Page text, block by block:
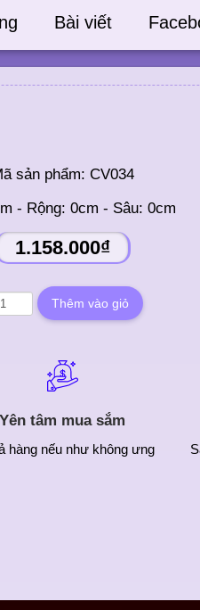
Bài viết
sản phẩm: CV034
- Rộng: 0cm - Sâu: 0cm
1.158.000₫
Yên tâm mua sắm
hàng nếu như không ưng